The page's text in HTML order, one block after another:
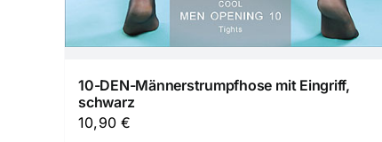
10-DEN-Männerstrumpfhose mit Eingriff,
schwarz
10,90€